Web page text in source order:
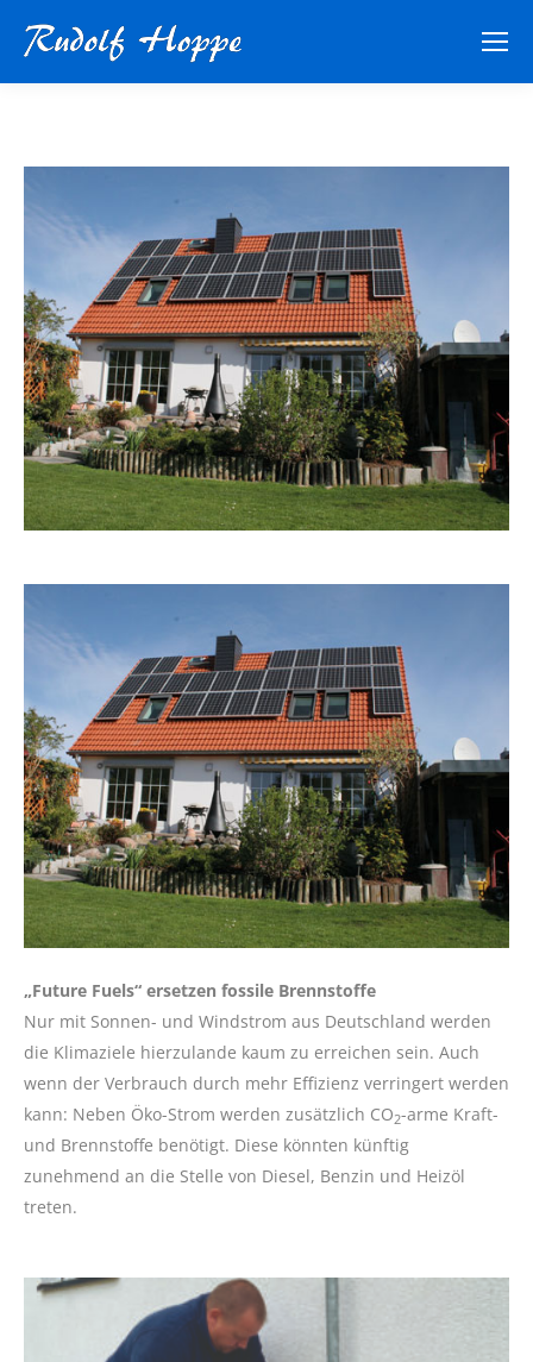
„Future Fuels“ ersetzen fossile Brennstoffe
Nur mit Sonnen- und Windstrom aus Deutschland werden
die Klimaziele hierzulande kaum zu erreichen sein. Auch
wenn der Verbrauch durch mehr Effizienz verringert werden
kann: Neben Öko-Strom werden zusätzlich CO2-arme Kraft-
und Brennstoffe benötigt. Diese könnten künftig
zunehmend an die Stelle von Diesel, Benzin und Heizöl
treten.